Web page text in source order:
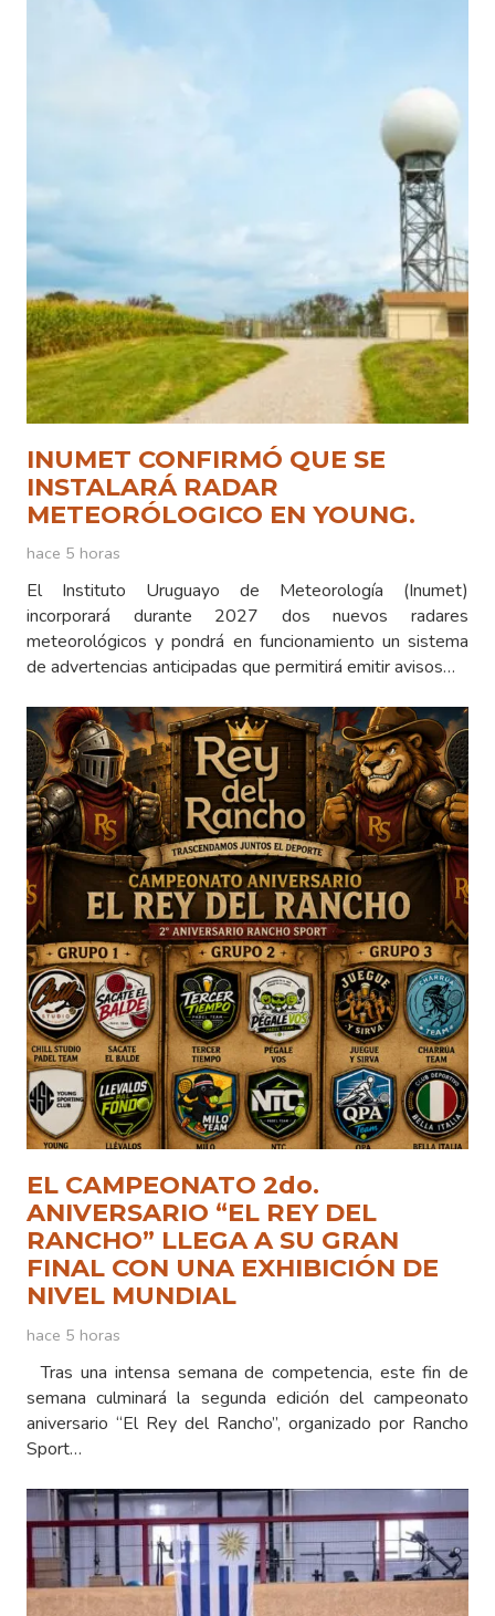
INUMET CONFIRMÓ QUE SE
INSTALARÁ RADAR
METEORÓLOGICO EN YOUNG.
hace 5 horas
El Instituto Uruguayo de Meteorología (Inumet)
incorporará durante 2027 dos nuevos radares
meteorológicos y pondrá en funcionamiento un sistema
de advertencias anticipadas que permitirá emitir avisos…
EL CAMPEONATO 2do.
ANIVERSARIO “EL REY DEL
RANCHO” LLEGA A SU GRAN
FINAL CON UNA EXHIBICIÓN DE
NIVEL MUNDIAL
hace 5 horas
Tras una intensa semana de competencia, este fin de
semana culminará la segunda edición del campeonato
aniversario “El Rey del Rancho”, organizado por Rancho
Sport…